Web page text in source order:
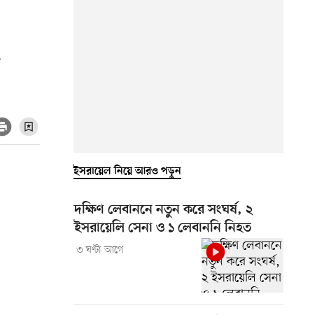
ইসরায়েল নিয়ে আরও পড়ুন
দক্ষিণ লেবাননে নতুন করে সংঘর্ষ, ২
ইসরায়েলি সেনা ও ১ লেবাননি নিহত
৩ ঘণ্টা আগে